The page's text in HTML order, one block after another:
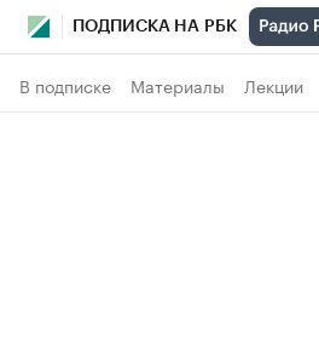
ПОДПИСКА НА РБК
В подписке Материалы Лекции